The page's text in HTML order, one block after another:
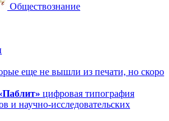
Обществознание
еще не вышли из печати, но скоро
цифровая типография
и научно-исследовательских